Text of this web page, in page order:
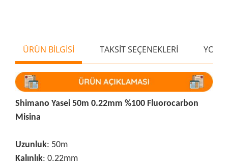
ÜRÜN BİLGİSİ TAKSİT SEÇENEKLERİ
Shimano Yasei 50m 0.22mm %100 Fluorocarbon
Misina
Uzunluk: 50m
Kalınlık: 0.22mm